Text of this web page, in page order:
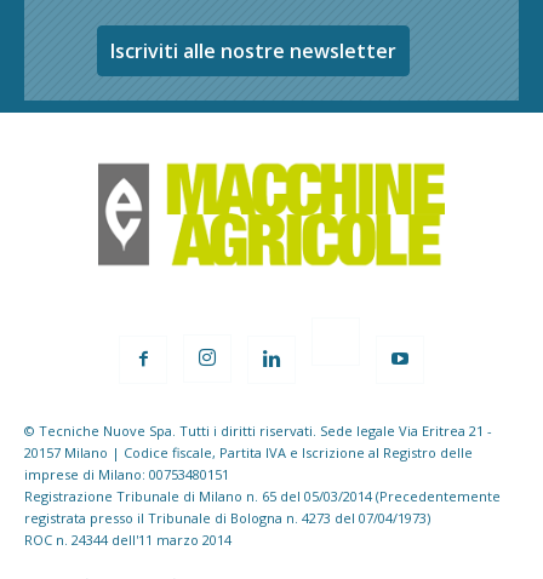
Iscriviti alle nostre newsletter
© Tecniche Nuove Spa. Tutti i diritti riservati. Sede legale Via Eritrea 21 -
20157 Milano | Codice fiscale, Partita IVA e Iscrizione al Registro delle
imprese di Milano: 00753480151
Registrazione Tribunale di Milano n. 65 del 05/03/2014 (Precedentemente
registrata presso il Tribunale di Bologna n. 4273 del 07/04/1973)
ROC n. 24344 dell'11 marzo 2014